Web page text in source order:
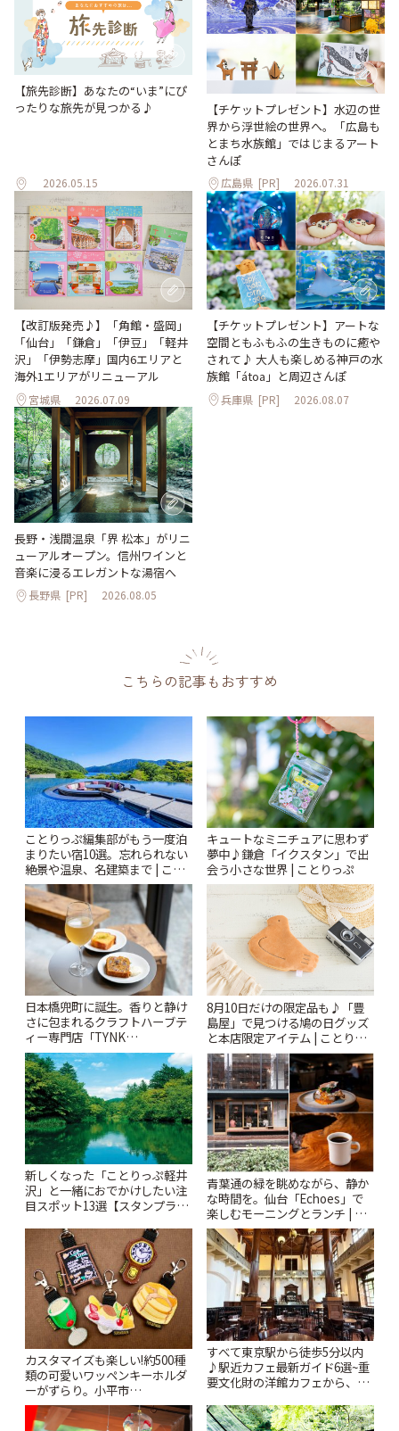
【旅先診断】あなたの“いま”にぴ
ったりな旅先が見つかる♪
2026.05.15
【チケットプレゼント】水辺の世
界から浮世絵の世界へ。「広島も
とまち水族館」ではじまるアート
さんぽ
広島県 [PR] 2026.07.31
【改訂版発売♪】「角館・盛岡」
「仙台」「鎌倉」「伊豆」「軽井
沢」「伊勢志摩」国内6エリアと
海外1エリアがリニューアル
宮城県 2026.07.09
【チケットプレゼント】アートな
空間ともふもふの生きものに癒や
されて♪ 大人も楽しめる神戸の水
族館「átoa」と周辺さんぽ
兵庫県 [PR] 2026.08.07
長野・浅間温泉「界 松本」がリニ
ューアルオープン。信州ワインと
音楽に浸るエレガントな湯宿へ
長野県 [PR] 2026.08.05
こちらの記事もおすすめ
ことりっぷ編集部がもう一度泊
まりたい宿10選。忘れられない
絶景や温泉、名建築まで | こと
りっぷ
キュートなミニチュアに思わず
夢中♪鎌倉「イクスタン」で出
会う小さな世界 | ことりっぷ
日本橋兜町に誕生。香りと静け
さに包まれるクラフトハーブテ
ィー専門店「TYNK
Kabutocho」 | ことりっぷ
8月10日だけの限定品も♪「豊
島屋」で見つける鳩の日グッズ
と本店限定アイテム | ことりっ
ぷ
新しくなった「ことりっぷ軽井
沢」と一緒におでかけしたい注
目スポット13選【スタンプラリ
青葉通の緑を眺めながら、静か
な時間を。仙台「Echoes」で
楽しむモーニングとランチ | こ
とりっぷ
カスタマイズも楽しい!約500種
類の可愛いワッペンキーホルダ
ーがずらり。小平市
「Kimamaya T&K」 | ことりっ
ぷ
すべて東京駅から徒歩5分以内
♪駅近カフェ最新ガイド6選~重
要文化財の洋館カフェから、改
りっぷ